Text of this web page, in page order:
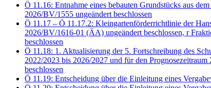
Ö 11.16: Entnahme eines bebauten Grundstücks aus
2026/BV/1555 ungeändert beschlossen
Ö 11.17 – Ö 11.17.2: Kleingartenförderrichtlinie der
2026/BV/1616-01 (ÄA) ungeändert beschlossen, r
beschlossen
Ö 11.18: 1. Aktualisierung der 5. Fortschreibung des
2022/2023 bis 2026/2027 und für den
beschlossen
Ö 11.19: Entscheidung über die Einleitung eines